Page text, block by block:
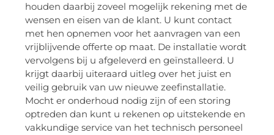
houden daarbij zoveel mogelijk rekening met de
wensen en eisen van de klant. U kunt contact
met hen opnemen voor het aanvragen van een
vrijblijvende offerte op maat. De installatie wordt
vervolgens bij u afgeleverd en geïnstalleerd. U
krijgt daarbij uiteraard uitleg over het juist en
veilig gebruik van uw nieuwe zeefinstallatie.
Mocht er onderhoud nodig zijn of een storing
optreden dan kunt u rekenen op uitstekende en
vakkundige service van het technisch personeel